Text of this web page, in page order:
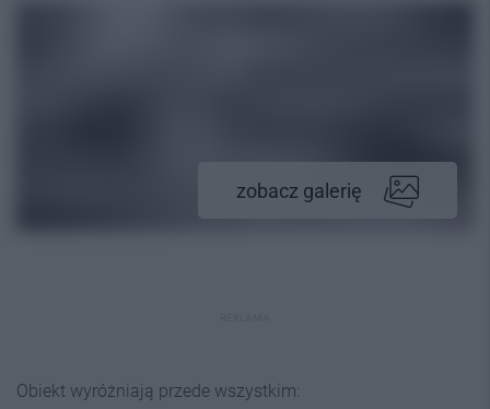
zobacz galerię
Obiekt wyróżniają przede wszystkim: